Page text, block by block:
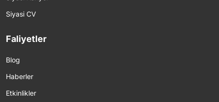
Siyasi CV
Faliyetler
Blog
Haberler
Etkinlikler